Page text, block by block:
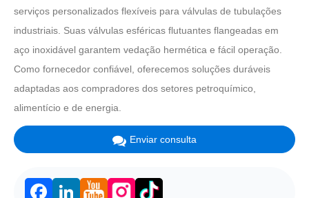
serviços personalizados flexíveis para válvulas de tubulações
industriais. Suas válvulas esféricas flutuantes flangeadas em
aço inoxidável garantem vedação hermética e fácil operação.
Como fornecedor confiável, oferecemos soluções duráveis ​​
adaptadas aos compradores dos setores petroquímico,
alimentício e de energia.
Enviar consulta